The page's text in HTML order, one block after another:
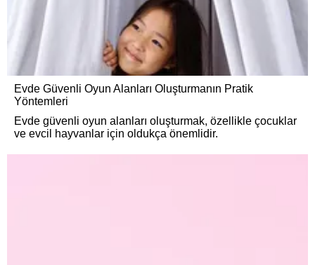
Evde Güvenli Oyun Alanları Oluşturmanın Pratik
Yöntemleri
Evde güvenli oyun alanları oluşturmak, özellikle çocuklar
ve evcil hayvanlar için oldukça önemlidir.